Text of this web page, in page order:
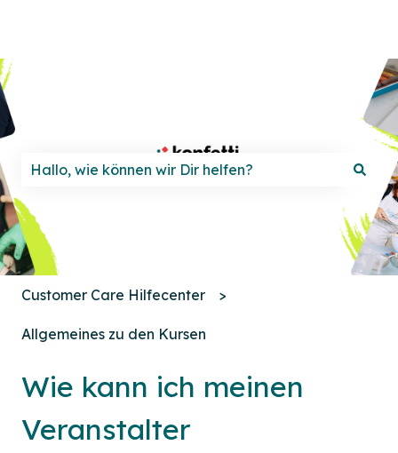
Es gibt keine Vorschläge, da das Suchfeld leer ist.
Customer Care Hilfecenter
Allgemeines zu den Kursen
Wie kann ich meinen
Veranstalter